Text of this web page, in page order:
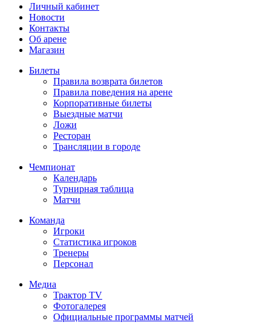
Личный кабинет
Новости
Контакты
Об арене
Магазин
Билеты
Правила возврата билетов
Правила поведения на арене
Корпоративные билеты
Выездные матчи
Ложи
Ресторан
Трансляции в городе
Чемпионат
Календарь
Турнирная таблица
Матчи
Команда
Игроки
Статистика игроков
Тренеры
Персонал
Медиа
Трактор TV
Фотогалерея
Официальные программы матчей